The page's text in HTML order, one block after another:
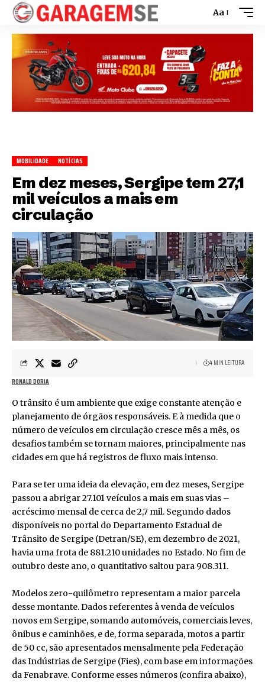
Aa
MOBILIDADE NOTÍCIAS
Em dez meses, Sergipe tem 27,1
mil veículos a mais em
circulação
RONALD DORIA
4 MIN LEITURA
O trânsito é um ambiente que exige constante atenção e
planejamento de órgãos responsáveis. E à medida que o
número de veículos em circulação cresce mês a mês, os
desafios também se tornam maiores, principalmente nas
cidades em que há registros de fluxo mais intenso.
Para se ter uma ideia da elevação, em dez meses, Sergipe
passou a abrigar 27.101 veículos a mais em suas vias –
acréscimo mensal de cerca de 2,7 mil. Segundo dados
disponíveis no portal do Departamento Estadual de
Trânsito de Sergipe (Detran/SE), em dezembro de 2021,
havia uma frota de 881.210 unidades no Estado. No fim de
outubro deste ano, o quantitativo saltou para 908.311.
Modelos zero-quilômetro representam a maior parcela
desse montante. Dados referentes à venda de veículos
novos em Sergipe, somando automóveis, comerciais leves,
ônibus e caminhões, e de, forma separada, motos a partir
de 50 cc, são apresentados mensalmente pela Federação
das Indústrias de Sergipe (Fies), com base em informações
da Fenabrave. Conforme esses números (confira abaixo),